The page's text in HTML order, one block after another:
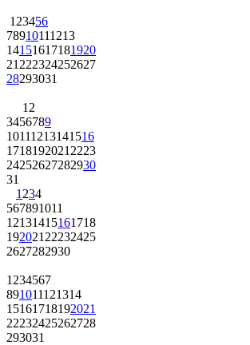
1 23456
78910111213
14151617181920
21 222324252627
28293031
1 2
3456789
10111213141516
1718192021 2223
24252627282930
31
1 234
567891011
12131415161718
192021 22232425
2627282930
1 234567
891011121314
15161718192021
22232425262728
293031